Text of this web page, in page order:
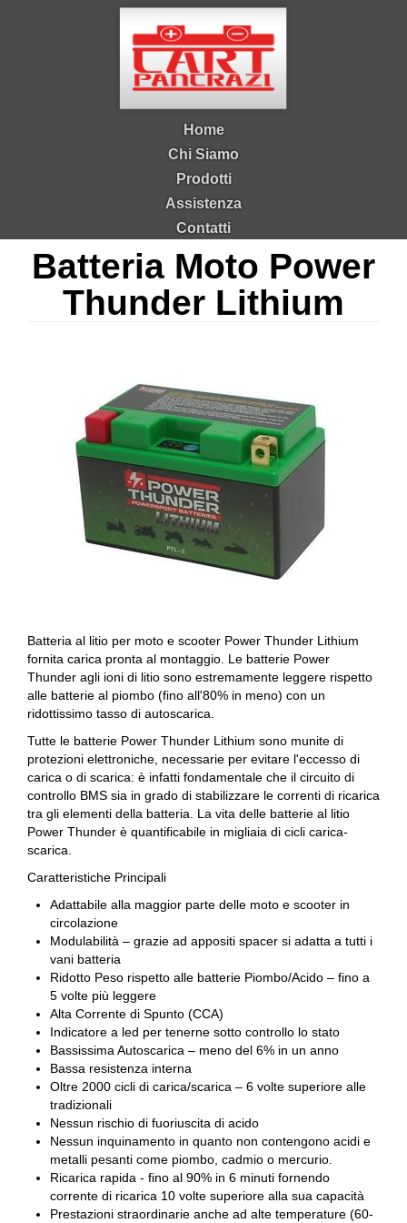
Salta al contenuto principale
Home
Chi Siamo
Prodotti
Assistenza
Contatti
Batteria Moto Power
Thunder Lithium
Batteria al litio per moto e scooter Power Thunder Lithium
fornita carica pronta al montaggio. Le batterie Power
Thunder agli ioni di litio sono estremamente leggere rispetto
alle batterie al piombo (fino all'80% in meno) con un
ridottissimo tasso di autoscarica.
Tutte le batterie Power Thunder Lithium sono munite di
protezioni elettroniche, necessarie per evitare l'eccesso di
carica o di scarica: è infatti fondamentale che il circuito di
controllo BMS sia in grado di stabilizzare le correnti di ricarica
tra gli elementi della batteria. La vita delle batterie al litio
Power Thunder è quantificabile in migliaia di cicli carica-
scarica.
Caratteristiche Principali
Adattabile alla maggior parte delle moto e scooter in
circolazione
Modulabilità – grazie ad appositi spacer si adatta a tutti i
vani batteria
Ridotto Peso rispetto alle batterie Piombo/Acido – fino a
5 volte più leggere
Alta Corrente di Spunto (CCA)
Indicatore a led per tenerne sotto controllo lo stato
Bassissima Autoscarica – meno del 6% in un anno
Bassa resistenza interna
Oltre 2000 cicli di carica/scarica – 6 volte superiore alle
tradizionali
Nessun rischio di fuoriuscita di acido
Nessun inquinamento in quanto non contengono acidi e
metalli pesanti come piombo, cadmio o mercurio.
Ricarica rapida - fino al 90% in 6 minuti fornendo
corrente di ricarica 10 volte superiore alla sua capacità
Prestazioni straordinarie anche ad alte temperature (60-